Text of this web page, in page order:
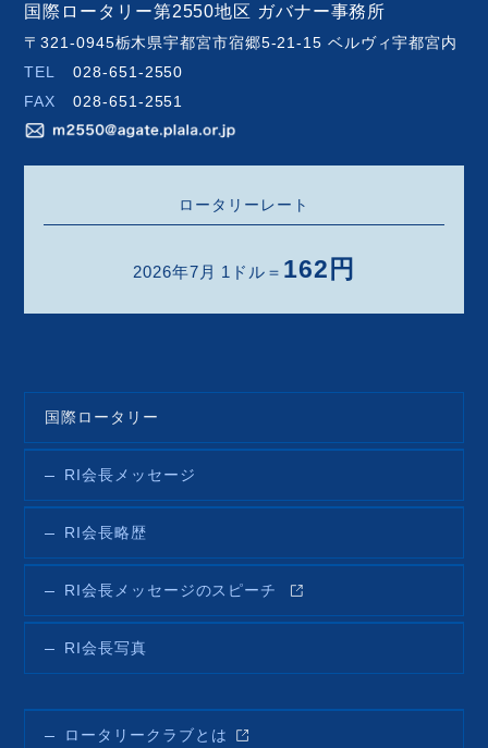
国際ロータリー第2550地区 ガバナー事務所
〒321-0945栃木県宇都宮市宿郷5-21-15 ベルヴィ宇都宮内
TEL
028-651-2550
FAX
028-651-2551
ロータリーレート
2026年7月 1ドル＝ 162円
国際ロータリー
RI会長メッセージ
RI会長略歴
RI会長メッセージのスピーチ
RI会長写真
ロータリークラブとは